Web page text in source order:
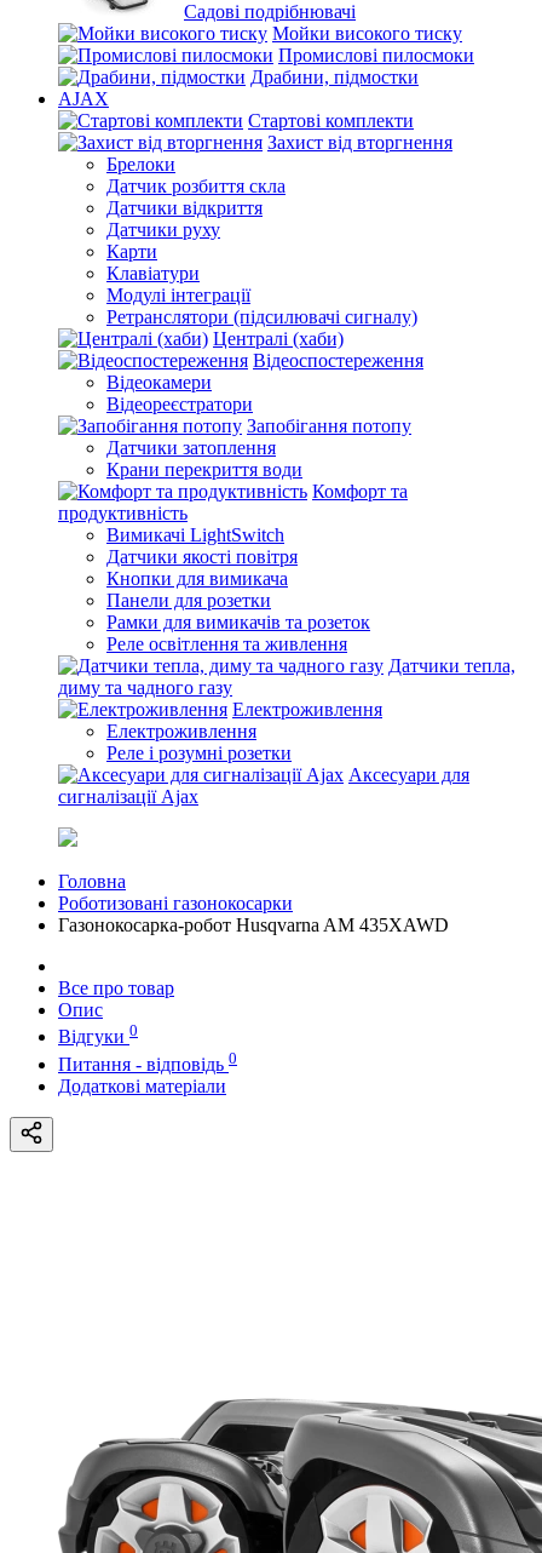
Садові подрібнювачі
Мойки високого тиску
Промислові пилосмоки
Драбини, підмостки
AJAX
Стартові комплекти
Захист від вторгнення
Брелоки
Датчик розбиття скла
Датчики відкриття
Датчики руху
Карти
Клавіатури
Модулі інтеграції
Ретранслятори (підсилювачі сигналу)
Централі (хаби)
Відеоспостереження
Відеокамери
Відеореєстратори
Запобігання потопу
Датчики затоплення
Крани перекриття води
Комфорт та
продуктивність
Вимикачі LightSwitch
Датчики якості повітря
Кнопки для вимикача
Панели для розетки
Рамки для вимикачів та розеток
Реле освітлення та живлення
Датчики тепла,
диму та чадного газу
Електроживлення
Електроживлення
Реле і розумні розетки
Аксесуари для
сигналізації Ajax
Головна
Роботизовані газонокосарки
Газонокосарка-робот Husqvarna AM 435XAWD
Все про товар
Опис
Відгуки 0
Питання - відповідь 0
Додаткові матеріали